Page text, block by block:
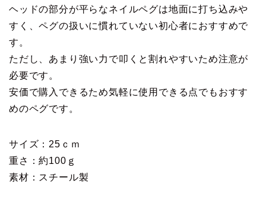
ヘッドの部分が平らなネイルペグは地面に打ち込みや
すく、ペグの扱いに慣れていない初心者におすすめで
す。
ただし、あまり強い力で叩くと割れやすいため注意が
必要です。
安価で購入できるため気軽に使用できる点でもおすす
めのペグです。
サイズ：25ｃｍ
重さ：約100ｇ
素材：スチール製